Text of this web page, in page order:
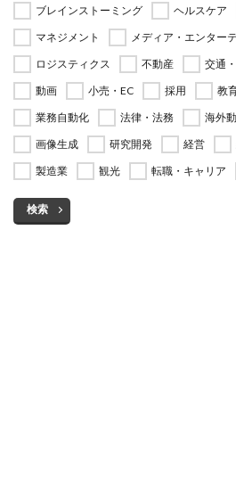
ブレインストーミング ヘルスケア
マネジメント
メディア・エンター
ロジスティクス
不動産 交通
動画
小売・EC 採用 教
業務自動化
法律・法務 海外
画像生成
研究開発 経営
製造業
観光 転職・キャリア
検索